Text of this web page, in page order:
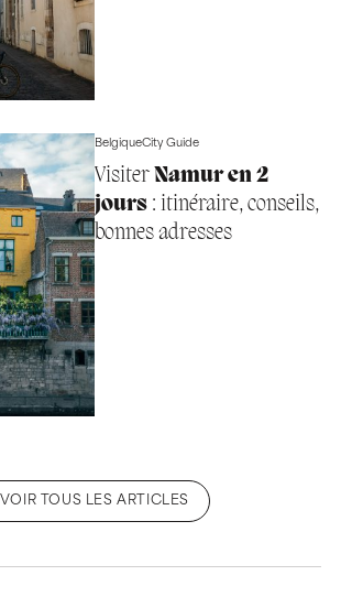
BelgiqueCity Guide
Visiter Namur en 2
jours: itinéraire, conseils,
bonnes adresses
VOIR TOUS LES ARTICLES